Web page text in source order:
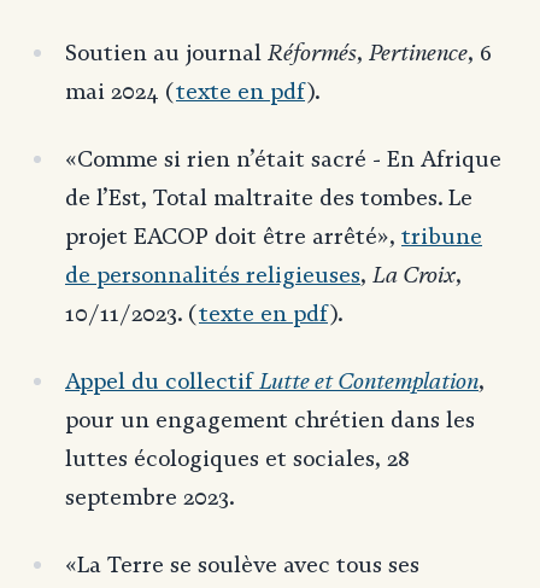
Soutien au journal Réformés, Pertinence, 6
mai 2024 (texte en pdf).
«Comme si rien n’était sacré - En Afrique
de l’Est, Total maltraite des tombes. Le
projet EACOP doit être arrêté», tribune
de personnalités religieuses, La Croix,
10/11/2023. (texte en pdf).
Appel du collectifLutte et Contemplation,
pour un engagement chrétien dans les
luttes écologiques et sociales, 28
septembre 2023.
«La Terre se soulève avec tous ses